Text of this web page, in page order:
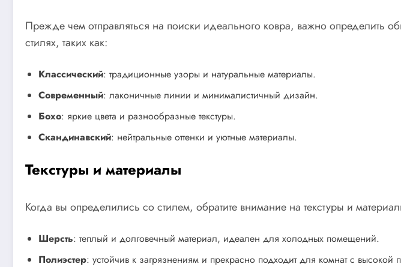
Прежде чем отправляться на поиски идеального ковра, важно определить
стилях, таких как:
Классический: традиционные узоры и натуральные материалы.
Современный: лаконичные линии и минималистичный дизайн.
Бохо: яркие цвета и разнообразные текстуры.
Скандинавский: нейтральные оттенки и уютные материалы.
Текстуры и материалы
Когда вы определились со стилем, обратите внимание на текстуры и
Шерсть: теплый и долговечный материал, идеален для холодных помещений.
Полиэстер: устойчив к загрязнениям и прекрасно подходит для комнат с высокой